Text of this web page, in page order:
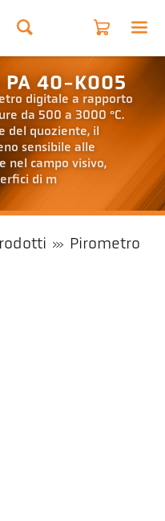
40-K005
digitale a rapporto
da 500 a 3000 °C.
del quoziente, il
sensibile alle
nel campo visivo,
di m
Pirometro